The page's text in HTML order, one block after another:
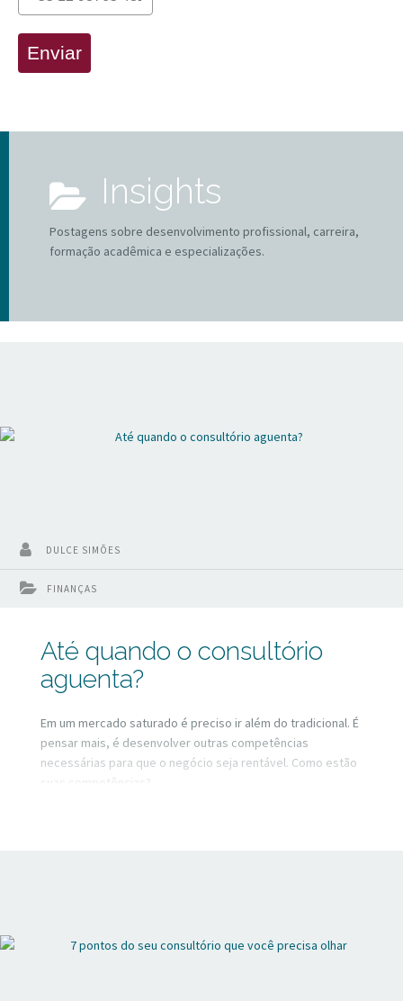
Enviar
Insights
Postagens sobre desenvolvimento profissional, carreira,
formação acadêmica e especializações.
FINANÇAS
DULCE SIMÕES
Até quando o consultório
aguenta?
Em um mercado saturado é preciso ir além do tradicional. É
pensar mais, é desenvolver outras competências
necessárias para que o negócio seja rentável. Como estão
suas competências?